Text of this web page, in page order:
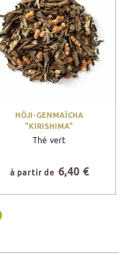
HÔJI-GENMAÏCHA
"KIRISHIMA"
Thé vert
à partir de 6,40 €